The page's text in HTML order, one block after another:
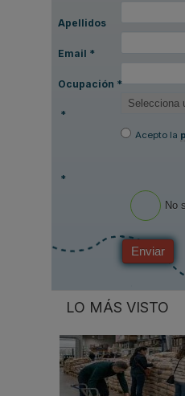
Apellidos
Email *
Ocupación *
*
Acepto la
*
No
Enviar
LO MÁS VISTO